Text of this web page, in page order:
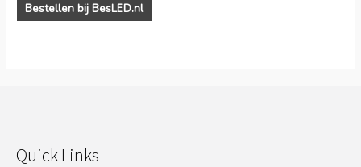
Bestellen bij BesLED.nl
Quick Links